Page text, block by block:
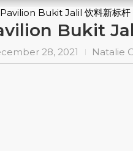
Bukit Jalil 饮料新标杆
Bukit Jalil
28, 2021 Natalie